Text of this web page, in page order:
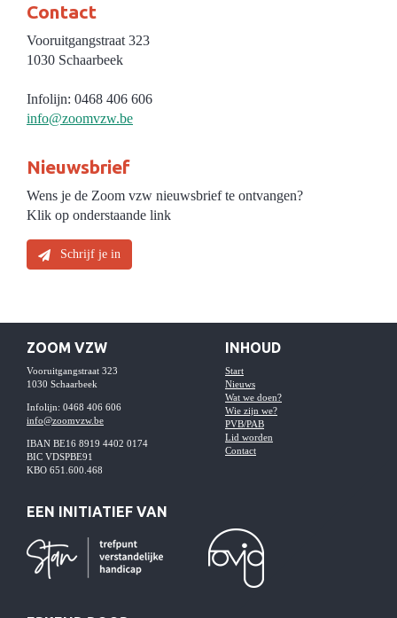
Contact
Vooruitgangstraat 323
1030 Schaarbeek
Infolijn: 0468 406 606
info@zoomvzw.be
Nieuwsbrief
Wens je de Zoom vzw nieuwsbrief te ontvangen?
Klik op onderstaande link
Schrijf je in
ZOOM VZW
Vooruitgangstraat 323
1030 Schaarbeek
Infolijn: 0468 406 606
info@zoomvzw.be
IBAN BE16 8919 4402 0174
BIC VDSPBE91
KBO 651.600.468
INHOUD
Start
Nieuws
Wat we doen?
Wie zijn we?
PVB/PAB
Lid worden
Contact
EEN INITIATIEF VAN